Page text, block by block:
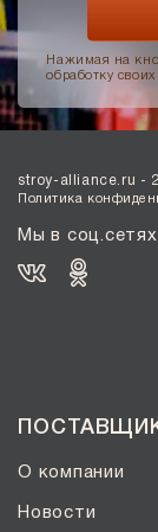
Нажимая на
обработку своих
stroy-alliance.ru -
Политика
Мы в соц.сетях
О компании
Новости